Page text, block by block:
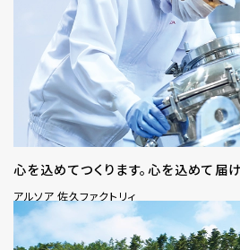
心を込めてつくります。心を込めて届け
アルソア 佐久ファクトリィ